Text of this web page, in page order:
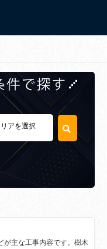
アを選択
が主な工事内容です。樹木